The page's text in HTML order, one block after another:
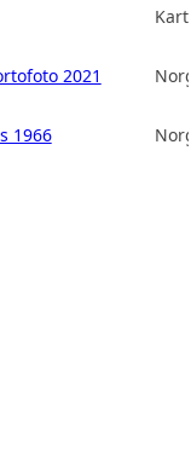
2021
1966